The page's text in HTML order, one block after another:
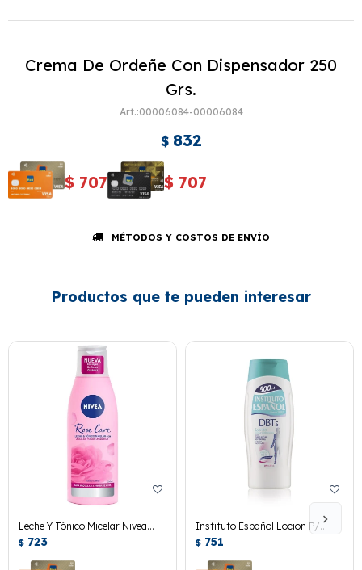
Crema De Ordeñe Con Dispensador 250
Grs.
00006084-00006084
$ 832
$ 707 $ 707
MÉTODOS Y COSTOS DE ENVÍO
Productos que te pueden interesar
Leche Y Tónico Micelar Nivea
Rose Care 200 Ml.
$ 723
Instituto Español Locion P/
Diabetes Ultra Hidratante 500
$ 751